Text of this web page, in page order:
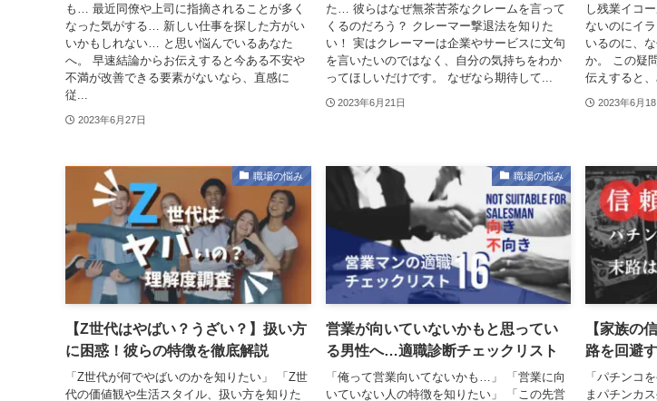
も… 最近同僚や上司に指摘されることが多く
なった気がする… 新しい仕事を探した方がい
いかもしれない… と思い悩んでいるあなた
へ。 早速結論からお伝えすると今ある不安や
不満が改善できる要素がないなら、直感に
従...
2023年6月27日
た… 彼らはなぜ無茶苦茶なクレームを言って
くるのだろう？ クレーマー撃退法を知りた
い！ 実はクレーマーは企業やサービスに文句
を言いたいのではなく、自分の気持ちをわか
ってほしいだけです。 なぜなら期待して...
2023年6月21日
し残業イコ
ないのにイ
いるのに、
か。 この疑
伝えすると
2023年6月18
職場の悩み
【Z世代はやばい？うざい？】扱い方
に困惑！彼らの特徴を徹底解説
「Z世代が何でやばいのかを知りたい」 「Z世
代の価値観や生活スタイル、扱い方を知りた
職場の悩み
営業が向いていないかもと思ってい
る男性へ…適職診断チェックリスト
「俺って営業向いてないかも…」 「営業に向
いていない人の特徴を知りたい」 「この先営
【家族の
路を回避
「パチンコ
まパチンカ